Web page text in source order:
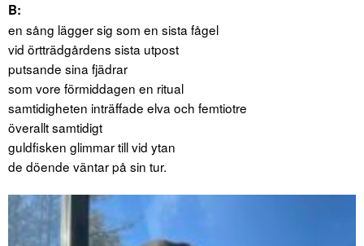
B:
en sång lägger sig som en sista fågel
vid örtträdgårdens sista utpost
putsande sina fjädrar
som vore förmiddagen en ritual
samtidigheten inträffade elva och femtiotre
överallt samtidigt
guldfisken glimmar till vid ytan
de döende väntar på sin tur.